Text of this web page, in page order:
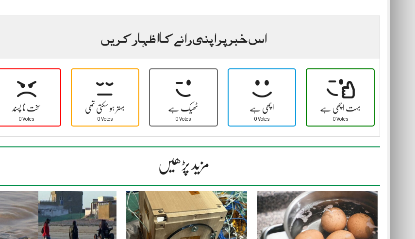
اس خبر پر اپنی رائے کا اظہار کریں
سخت نا پسند
0 Votes
بہتر ہو سکتی تھی
0 Votes
ٹھیک ہے
0 Votes
اچھی ہے
0 Votes
بہت اچھی ہے
0 Votes
مزید پڑھیں